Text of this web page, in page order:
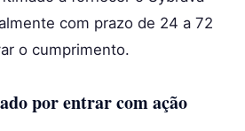
com prazo de 24 a 72
o cumprimento.
por entrar com ação